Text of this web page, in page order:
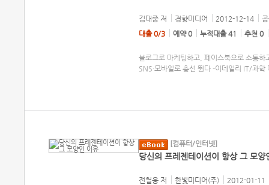
김대중 저 경향미디어 2012-12-14
대출 0/3
예약 0 누적대출 41 추천 0
블로그로 마케팅하고, 페이스북으로 소통
SNS·모바일로 총선 뛴다 -이데일리 IT/과
[컴퓨터/인터넷]
당신의 프레젠테이션이 항상 그 모양
전철웅 저 한빛미디어(주)
2012-01-11